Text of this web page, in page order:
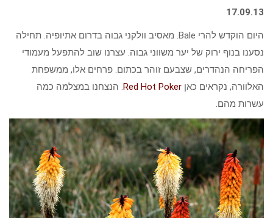
17.09.13
היום הוקדש להרי Bale. מאסיב וולקני גבוה בדרום אתיופיה. תחילה
נסענו בנוף ירוק של יער משווני גבוה. עצרנו שוב להתפעל מעמודי
הפריחה הנהדרים, שצבעם זוהר בכתום. פרחים אלו, ממשפחת
האלוורה, נקראים כאן Red Hot Poker. הנצחנו במצלמה כמה
עשרות מהם.